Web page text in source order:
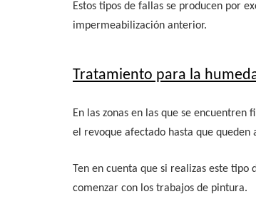
Estos tipos de fallas se producen por
impermeabilización anterior.
Tratamiento para la
En las zonas en las que se
el revoque afectado hasta que
Ten en cuenta que si realizas este
comenzar con los trabajos de pintura.